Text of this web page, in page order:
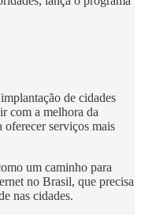
de cidades
com a melhora da
oferecer serviços mais
um caminho para
no Brasil, que precisa
nas cidades.